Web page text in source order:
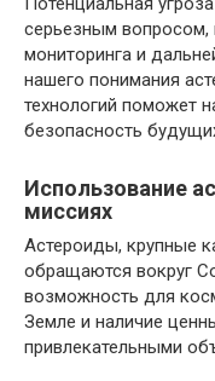
серьезным вопросом,
мониторинга и
нашего понимания
технологий поможет
безопасность
Использование
миссиях
Астероиды, крупные
обращаются вокруг
возможность для
Земле и наличие
привлекательными